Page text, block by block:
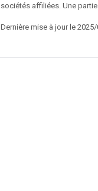
sociétés affiliées. Une
Dernière mise à jour le 2025/